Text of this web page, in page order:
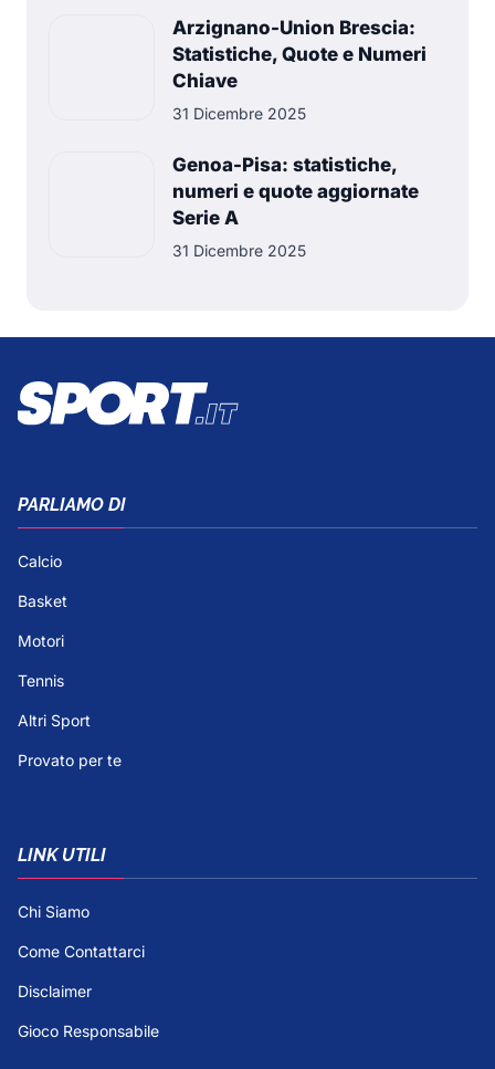
Arzignano-Union Brescia:
Statistiche, Quote e Numeri
Chiave
31 Dicembre 2025
Genoa-Pisa: statistiche,
numeri e quote aggiornate
Serie A
31 Dicembre 2025
PARLIAMO DI
Calcio
Basket
Motori
Tennis
Altri Sport
Provato per te
LINK UTILI
Chi Siamo
Come Contattarci
Disclaimer
Gioco Responsabile